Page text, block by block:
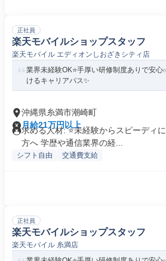
正社員
楽天モバイルショップスタッフ
楽天モバイル エディオンしおざきシティ店
業界未経験OK⭐️手厚い研修制度ありで安
けるキャリアパス✨
沖縄県糸満市潮崎町
月給21万円以上
求める人材: ⭐未経験からスピーディ
方へ 学歴や通信業界の経...
シフト自由 交通費支給
正社員
楽天モバイルショップスタッフ
楽天モバイル 糸満店